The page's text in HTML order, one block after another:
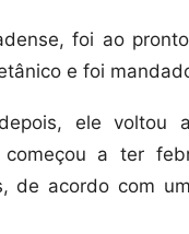
foi ao
e foi
ele voltou
começou a ter
de acordo com